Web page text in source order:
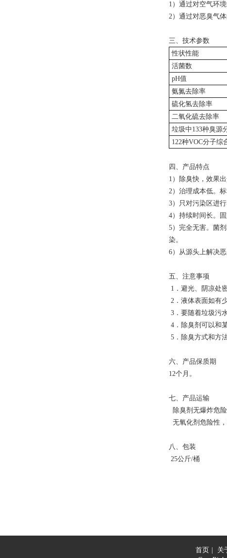
1 ）通过对空气环
2）通过对恶臭气
三、技术参数
性状性能
活菌数
pH值
氨氮去除率
硫化氢去除率
二氧化硫去除率
垃圾中 133种臭源
122种VOC分子综
四、产品特点
1 ）除臭快，效果出
2）治理成本低。
3）只对污染区进
4）持续时间长。
5）完全无害。菌
染。
6）从源头上解决
五、注意事项
1 ．避光、阴凉处
2 ．液体表面如有
3 ．要随着垃圾污
4 ．除臭剂可以和
5 ．除臭方式和方
六、产品保质期
12个月。
七、产品运输
除臭剂无爆炸危
无氧化剂危险性
八、包装
25公斤/桶
首页 关